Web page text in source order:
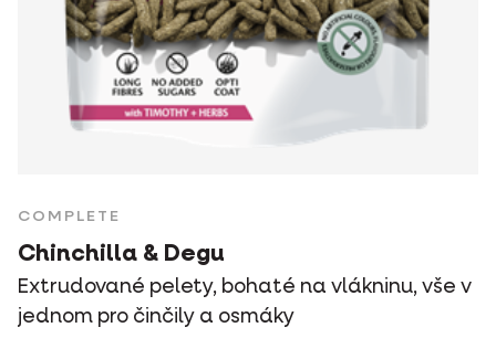
COMPLETE
Chinchilla & Degu
Extrudované pelety, bohaté na vlákninu, vše v
jednom pro činčily a osmáky